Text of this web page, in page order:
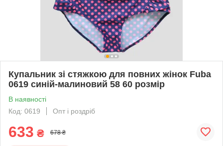
Купальник зі стяжкою для повних жінок Fuba
0619 синій-малиновий 58 60 розмір
В наявності
Код: 0619
Опт і роздріб
633 ₴ 678 ₴